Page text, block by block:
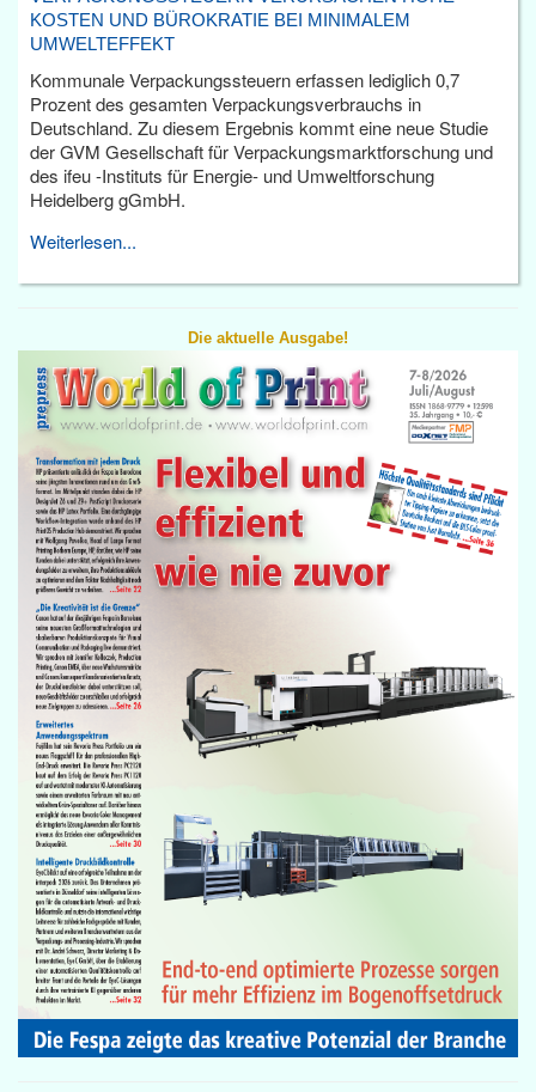
KOSTEN UND BÜROKRATIE BEI MINIMALEM
UMWELTEFFEKT
Kommunale Verpackungssteuern erfassen lediglich 0,7
Prozent des gesamten Verpackungsverbrauchs in
Deutschland. Zu diesem Ergebnis kommt eine neue Studie
der GVM Gesellschaft für Verpackungsmarktforschung und
des ifeu -Instituts für Energie- und Umweltforschung
Heidelberg gGmbH.
Weiterlesen...
Die aktuelle Ausgabe!